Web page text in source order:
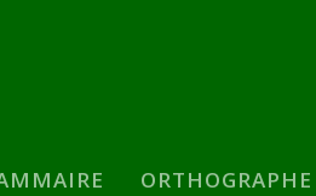
ORTHOGRAPHE